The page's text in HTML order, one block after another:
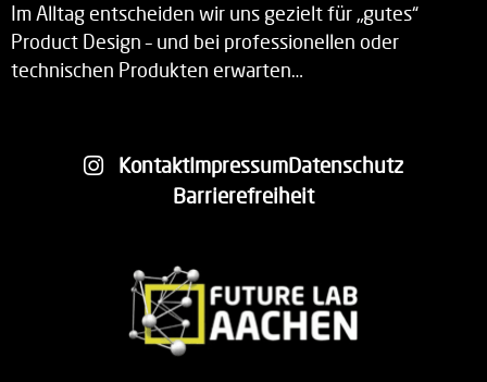
Im Alltag entscheiden wir uns gezielt für „gutes“
Product Design – und bei professionellen oder
technischen Produkten erwarten…
KontaktImpressumDatenschutz
Barrierefreiheit